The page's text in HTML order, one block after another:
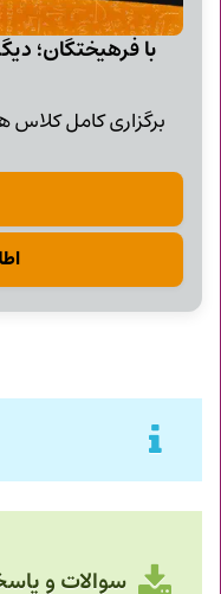
با فرهیختگان؛
برگزاری کامل کلاس